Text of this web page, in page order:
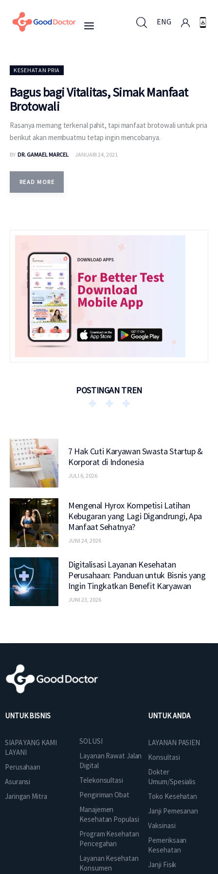
ENG
Untuk Bisnis
Untuk Anda
Mengapa Good Doctor
Berita
KESEHATAN PRIA
Bagus bagi Vitalitas, Simak Manfaat
Brotowali
Rasanya memang terkenal pahit, tapi manfaat brotowali untuk pria
berikut akan membuatmu tetap ingin mencobanya.
BY DR. GAMAEL MARCEL JANUARI 24, 2021
READ MORE
POSTINGAN TREN
7 Hak Cuti Karyawan Swasta Startup &
Korporat di Indonesia
JULI 6, 2026
Mengenal Hyrox Kompetisi Latihan
Kebugaran yang Lagi Digandrungi, Apa
Manfaat Sehatnya?
JUNI 24, 2026
Digitalisasi Layanan Kesehatan
Perusahaan: Panduan untuk Bisnis yang
Ingin Tingkatkan Benefit Karyawan
JUNI 23, 2026
UNTUK BISNIS
SIAPA YANG KAMI
LAYANI
Perusahaan
Asuransi
Jaringan Mitra
SOLUSI
Layanan Rawat Jalan
Digital
Telekonsultasi
Pengiriman Obat
Manajemen
Kesehatan Populasi
Program Kesehatan
Pencegahan
Layanan Kesehatan
Konsumen
UNTUK ANDA
LAYANAN PASIEN
Konsultasi
Dokter
Umum/Spesialis
Toko Kesehatan
Janji Pemesanan
Vaksinasi
Pemeriksaan
Kesehatan
Janji Fisik